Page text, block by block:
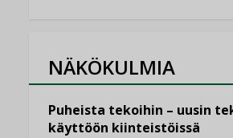
NÄKÖKULMIA
Puheista tekoihin – uusin
käyttöön kiinteistöissä